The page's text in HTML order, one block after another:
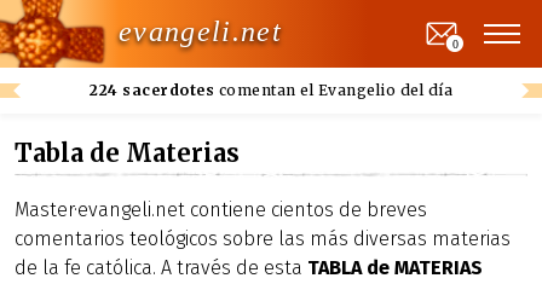
evangeli.net
224 sacerdotes comentan el Evangelio del día
0
Tabla de Materias
Master·evangeli.net contiene cientos de breves
comentarios teológicos sobre las más diversas materias
de la fe católica. A través de esta TABLA de MATERIAS